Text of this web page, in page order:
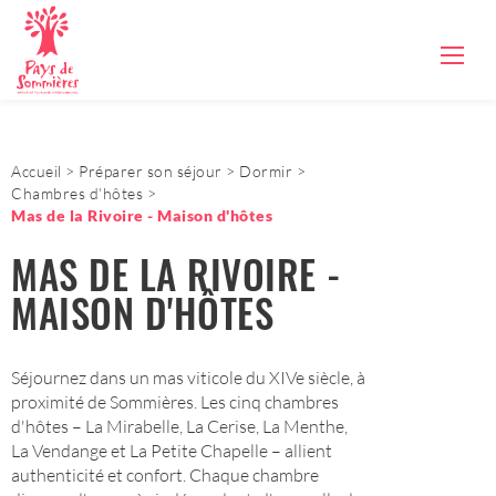
Accueil Préparer son séjour
Dormir
Chambres d’hôtes
Mas de la Rivoire - Maison d'hôtes
MAS DE LA RIVOIRE -
MAISON D'HÔTES
Séjournez dans un mas viticole du XIVe siècle, à
proximité de Sommières. Les cinq chambres
d'hôtes – La Mirabelle, La Cerise, La Menthe,
La Vendange et La Petite Chapelle – allient
authenticité et confort. Chaque chambre